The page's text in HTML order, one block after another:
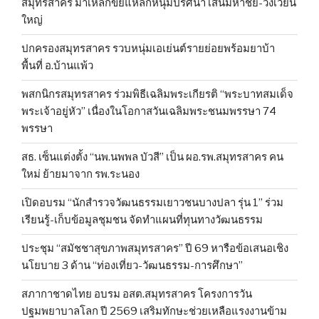
สมุทรสาคร ม้าเหล็กขยี้แหลกหนุ่มปริศนา เส้นมหาชัย-วงเวียน
ใหญ่
ปกครองสมุทรสาคร รวบหนุ่มเอเย่นต์รายย่อยพร้อมยาบ้า
พื้นที่ อ.บ้านแพ้ว
พสกนิกรสมุทรสาคร ร่วมพิธีเฉลิมพระเกียรติ “พระบาทสมเด็จ
พระเจ้าอยู่หัว” เนื่องในโอกาสวันเฉลิมพระชนมพรรษา 74
พรรษา
สธ. เซ็นแต่งตั้ง “นพ.นพพล บัวสี” เป็น ผอ.รพ.สมุทรสาคร คน
ใหม่ ย้ายมาจาก รพ.ระนอง
เปิดอบรม “นักสำรวจวัฒนธรรมเยาวชนบางปลา รุ่น 1” ร่วม
เรียนรู้-เก็บข้อมูลชุมชน จัดทำแผนที่ทุนทางวัฒนธรรม
ประชุม “สมัชชาสุขภาพสมุทรสาคร” ปี 69 หารือข้อเสนอเชิง
นโยบาย 3 ด้าน “ท่องเที่ยว-วัฒนธรรม-การศึกษา”
สภากาชาดไทย อบรม อสต.สมุทรสาคร โครงการวัน
ปฐมพยาบาลโลก ปี 2569 เสริมทักษะช่วยเหลือแรงงานข้าม